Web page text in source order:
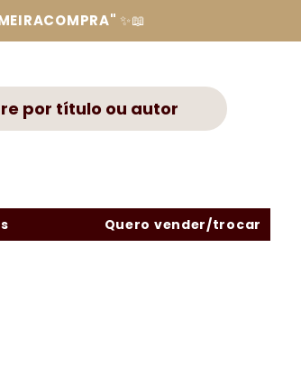
✨📖
por título ou autor
Quero vender/trocar